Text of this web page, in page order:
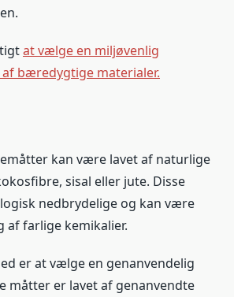
at vælge en miljøvenlig
bæredygtige materialer.
kan være lavet af naturlige
sisal eller jute. Disse
nedbrydelige og kan være
af farlige kemikalier.
er at vælge en genanvendelig
måtter er lavet af genanvendte